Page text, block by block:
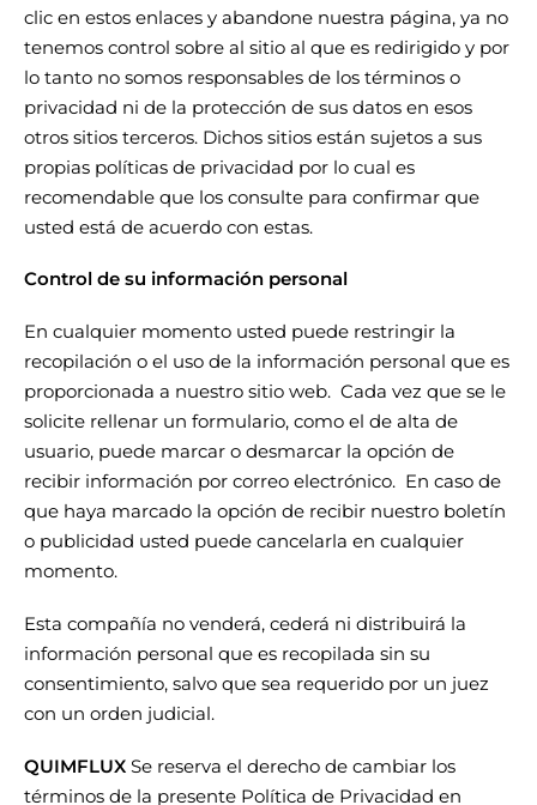
clic en estos enlaces y abandone nuestra página, ya no
tenemos control sobre al sitio al que es redirigido y por
lo tanto no somos responsables de los términos o
privacidad ni de la protección de sus datos en esos
otros sitios terceros. Dichos sitios están sujetos a sus
propias políticas de privacidad por lo cual es
recomendable que los consulte para confirmar que
usted está de acuerdo con estas.
Control de su información personal
En cualquier momento usted puede restringir la
recopilación o el uso de la información personal que es
proporcionada a nuestro sitio web. Cada vez que se le
solicite rellenar un formulario, como el de alta de
usuario, puede marcar o desmarcar la opción de
recibir información por correo electrónico. En caso de
que haya marcado la opción de recibir nuestro boletín
o publicidad usted puede cancelarla en cualquier
momento.
Esta compañía no venderá, cederá ni distribuirá la
información personal que es recopilada sin su
consentimiento, salvo que sea requerido por un juez
con un orden judicial.
QUIMFLUX Se reserva el derecho de cambiar los
términos de la presente Política de Privacidad en